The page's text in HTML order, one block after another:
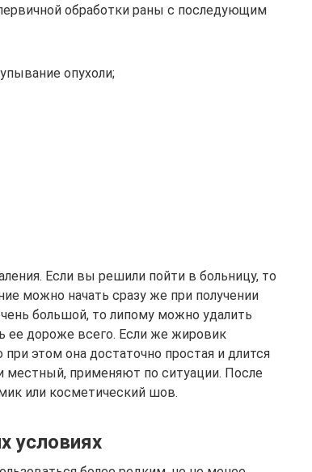
обработки раны с последующим
опухоли;
Если вы решили пойти в больницу, то
можно начать сразу же при получении
большой, то липому можно удалить
ее дороже всего. Если же жировик
этом она достаточно простая и длится
местный, применяют по ситуации. После
или косметический шов.
условиях